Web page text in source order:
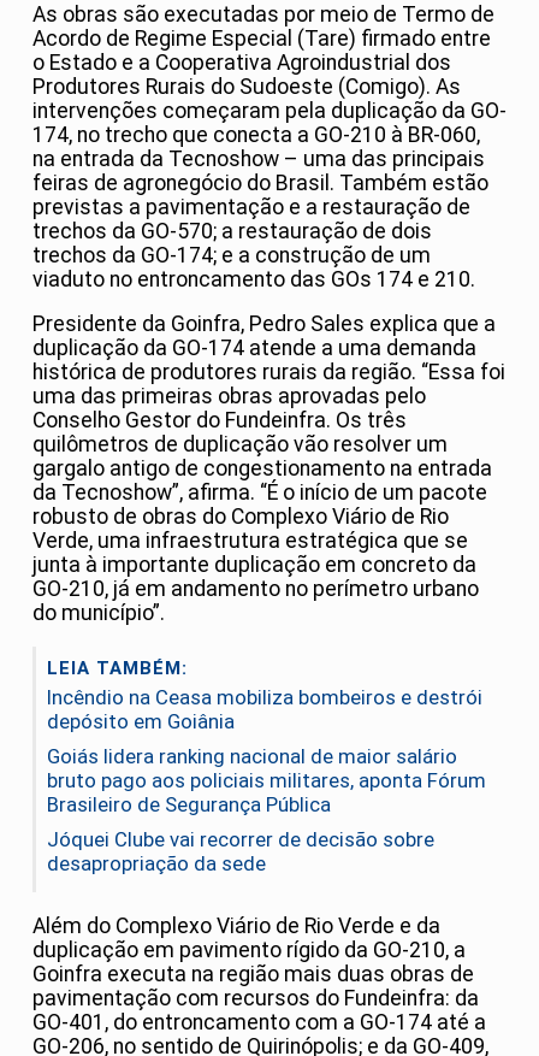
As obras são executadas por meio de Termo de
Acordo de Regime Especial (Tare) firmado entre
o Estado e a Cooperativa Agroindustrial dos
Produtores Rurais do Sudoeste (Comigo). As
intervenções começaram pela duplicação da GO-
174, no trecho que conecta a GO-210 à BR-060,
na entrada da Tecnoshow – uma das principais
feiras de agronegócio do Brasil. Também estão
previstas a pavimentação e a restauração de
trechos da GO-570; a restauração de dois
trechos da GO-174; e a construção de um
viaduto no entroncamento das GOs 174 e 210.
Presidente da Goinfra, Pedro Sales explica que a
duplicação da GO-174 atende a uma demanda
histórica de produtores rurais da região. “Essa foi
uma das primeiras obras aprovadas pelo
Conselho Gestor do Fundeinfra. Os três
quilômetros de duplicação vão resolver um
gargalo antigo de congestionamento na entrada
da Tecnoshow”, afirma. “É o início de um pacote
robusto de obras do Complexo Viário de Rio
Verde, uma infraestrutura estratégica que se
junta à importante duplicação em concreto da
GO-210, já em andamento no perímetro urbano
do município”.
LEIA TAMBÉM:
Incêndio na Ceasa mobiliza bombeiros e destrói
depósito em Goiânia
Goiás lidera ranking nacional de maior salário
bruto pago aos policiais militares, aponta Fórum
Brasileiro de Segurança Pública
Jóquei Clube vai recorrer de decisão sobre
desapropriação da sede
Além do Complexo Viário de Rio Verde e da
duplicação em pavimento rígido da GO-210, a
Goinfra executa na região mais duas obras de
pavimentação com recursos do Fundeinfra: da
GO-401, do entroncamento com a GO-174 até a
GO-206, no sentido de Quirinópolis; e da GO-409,